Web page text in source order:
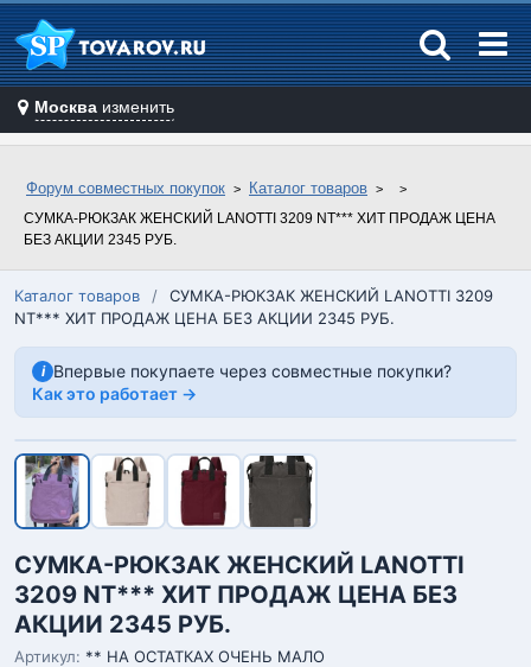
Москва изменить
Форум совместных покупок Каталог товаров
СУМКА-РЮКЗАК ЖЕНСКИЙ LANOTTI 3209 NT*** ХИТ ПРОДАЖ ЦЕНА
БЕЗ АКЦИИ 2345 РУБ.
Каталог товаров /
СУМКА-РЮКЗАК ЖЕНСКИЙ LANOTTI 3209
NT*** ХИТ ПРОДАЖ ЦЕНА БЕЗ АКЦИИ 2345 РУБ.
i Впервые покупаете через совместные покупки?
Как это работает →
СУМКА-РЮКЗАК ЖЕНСКИЙ LANOTTI
3209 NT*** ХИТ ПРОДАЖ ЦЕНА БЕЗ
АКЦИИ 2345 РУБ.
Артикул: ** НА ОСТАТКАХ ОЧЕНЬ МАЛО